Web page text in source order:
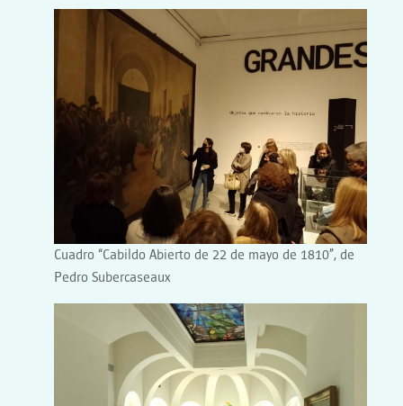
Cuadro “Cabildo Abierto de 22 de mayo de 1810”, de
Pedro Subercaseaux